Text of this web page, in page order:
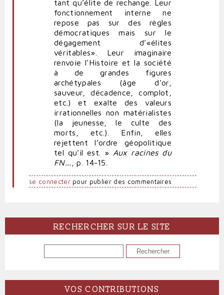
tant qu’élite de rechange. Leur
fonctionnement interne ne
repose pas sur des règles
démocratiques mais sur le
dégagement d’«élites
véritables». Leur imaginaire
renvoie l’Histoire et la société
à de grandes figures
archétypales (âge d’or,
sauveur, décadence, complot,
etc.) et exalte des valeurs
irrationnelles non matérialistes
(la jeunesse, le culte des
morts, etc.). Enfin, elles
rejettent l’ordre géopolitique
tel qu’il est. » Aux racines du
FN... , p. 14-15.
se connecterpour publier des commentaires
RECHERCHER SUR LE SITE
RECHERCHER
VOS CONTRIBUTIONS